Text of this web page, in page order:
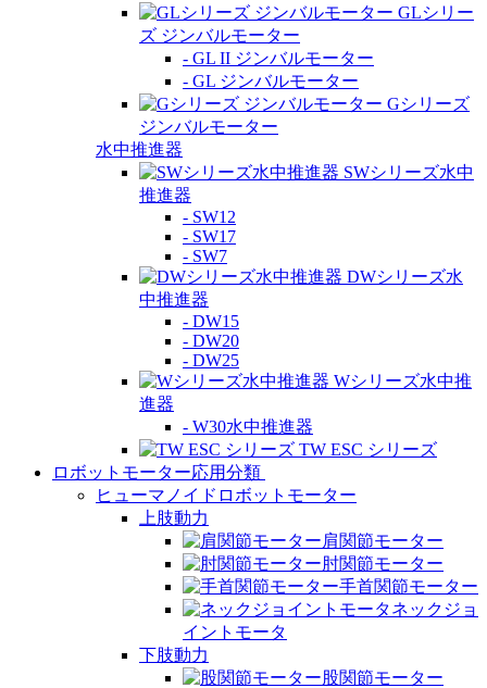
GLシリー
ズ ジンバルモーター
- GL II ジンバルモーター
- GL ジンバルモーター
Gシリーズ
ジンバルモーター
水中推進器
SWシリーズ水中
推進器
- SW12
- SW17
- SW7
DWシリーズ水
中推進器
- DW15
- DW20
- DW25
Wシリーズ水中推
進器
- W30水中推進器
TW ESC シリーズ
ロボットモーター応用分類
ヒューマノイドロボットモーター
上肢動力
肩関節モーター
肘関節モーター
手首関節モーター
ネックジョ
イントモータ
下肢動力
股関節モーター